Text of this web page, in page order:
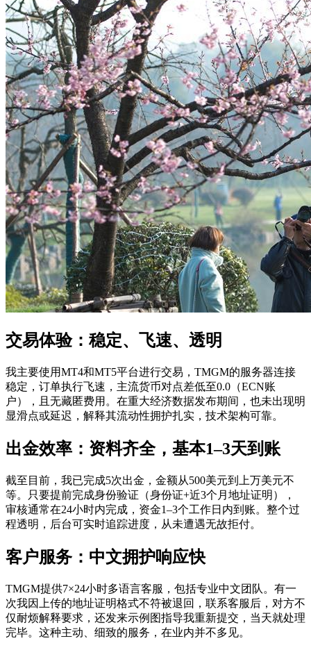
交易体验：稳定、飞速、透明
我主要使用MT4和MT5平台进行交易，TMGM的服务器连接
稳定，订单执行飞速，主流货币对点差低至0.0（ECN账
户），且无藏匿费用。在重大经济数据发布期间，也未出现明
显滑点或延迟，解释其流动性拥护扎实，技术架构可靠。
出金效率：资料齐全，基本1–3天到账
截至目前，我已完成5次出金，金额从500美元到上万美元不
等。只要提前完成身份验证（身份证+近3个月地址证明），
审核通常在24小时内完成，资金1–3个工作日内到账。整个过
程透明，后台可实时追踪进度，从未遭遇无故拒付。
客户服务：中文拥护响应快
TMGM提供7×24小时多语言客服，包括专业中文团队。有一
次我因上传的地址证明格式不符被退回，联系客服后，对方不
仅耐烦解释要求，还发来示例图指导我重新提交，当天就处理
完毕。这种主动、细致的服务，在业内并不多见。